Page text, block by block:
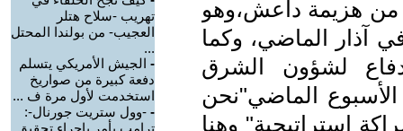
من هزيمة داعش،وهو
آذار الماضي، وكما
لشؤون الشرق
الأسبوع الماضي"نحن
إستراتيجية" وهنا
تهريب -سلاح هتلر
العجيب- من بولندا المحتل
...
- الجيش الأمريكي يتسلم
دفعة كبيرة من صواريخ
استخدمت لأول مرة ف ...
- -وول ستريت جورنال-:
ترامب يأمر بإجراء تحقيق